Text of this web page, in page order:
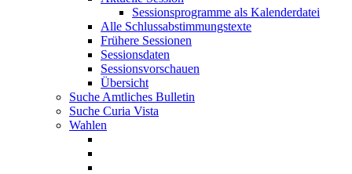
Sessionsprogramme als Kalenderdatei
Alle Schlussabstimmungstexte
Frühere Sessionen
Sessionsdaten
Sessionsvorschauen
Übersicht
Suche Amtliches Bulletin
Suche Curia Vista
Wahlen